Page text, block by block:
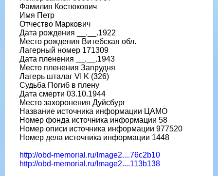
Фамилия Костюкович
Имя Петр
Отчество Маркович
Дата рождения __.__.1922
Место рождения Витебская обл.
Лагерный номер 171309
Дата пленения __.__.1943
Место пленения Запрудня
Лагерь шталаг VI K (326)
Судьба Погиб в плену
Дата смерти 03.10.1944
Место захоронения Дуйсбург
Название источника информации ЦАМО
Номер фонда источника информации 58
Номер описи источника информации 977520
Номер дела источника информации 1448
http://obd-memorial.ru/Image2....76c2b10
http://obd-memorial.ru/Image2....113b138